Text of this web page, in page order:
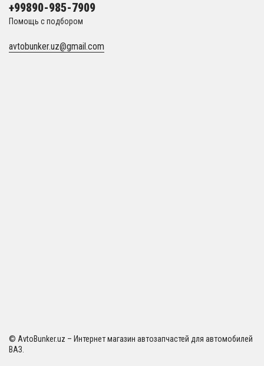
+99890-985-7909
Помощь с подбором
avtobunker.uz@gmail.com
© AvtoBunker.uz – Интернет магазин автозапчастей для автомобилей
ВАЗ.